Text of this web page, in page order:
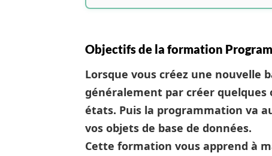
Objectifs de la formation
Lorsque vous créez une nouvelle
généralement par créer
états. Puis la programmation va
vos objets de base de données.
Cette formation vous apprend à